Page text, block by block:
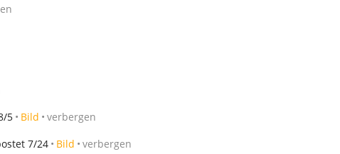
5 Bild verbergen
7/24 Bild verbergen